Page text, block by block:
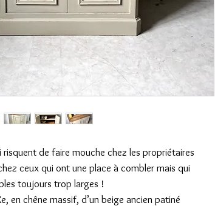
risquent de faire mouche chez les propriétaires
ceux qui ont une place à combler mais qui
toujours trop larges !
en chêne massif, d’un beige ancien patiné